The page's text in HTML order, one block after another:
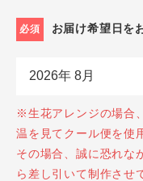
必須 お届け希望日を
※生花アレンジの場合
温を見てクール便を使
その場合、誠に恐れな
ら差し引いて制作させ